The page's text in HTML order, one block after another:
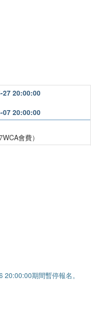
27 20:00:00
07 20:00:00
會費）
期間暫停報名。